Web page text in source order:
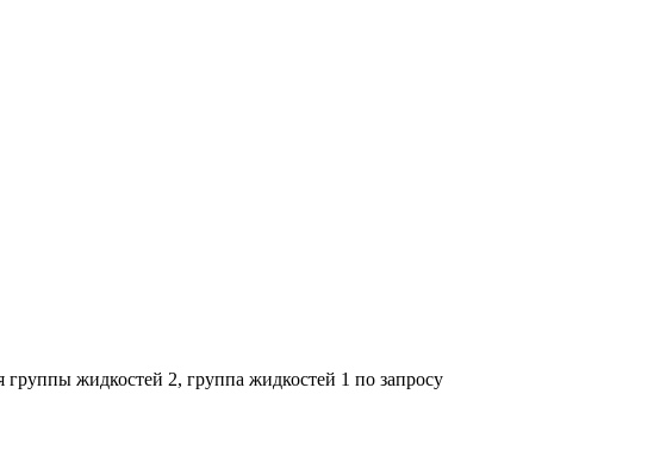
жидкостей 2, группа жидкостей 1 по запросу